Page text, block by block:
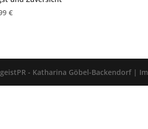
€
- Katharina Göbel-Backendorf |